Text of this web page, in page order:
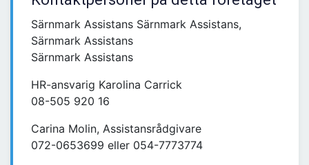
Särnmark Assistans Särnmark Assistans,
Särnmark Assistans
Särnmark Assistans
HR-ansvarig Karolina Carrick
08-505 920 16
Carina Molin, Assistansrådgivare
072-0653699 eller 054-7773774